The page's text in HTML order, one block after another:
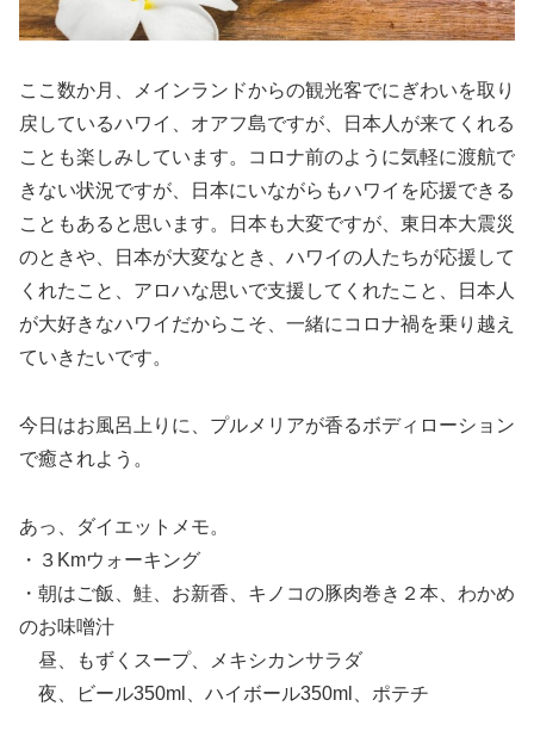
ここ数か月、メインランドからの観光客でにぎわいを取り
戻しているハワイ、オアフ島ですが、日本人が来てくれる
ことも楽しみしています。コロナ前のように気軽に渡航で
きない状況ですが、日本にいながらもハワイを応援できる
こともあると思います。日本も大変ですが、東日本大震災
のときや、日本が大変なとき、ハワイの人たちが応援して
くれたこと、アロハな思いで支援してくれたこと、日本人
が大好きなハワイだからこそ、一緒にコロナ禍を乗り越え
ていきたいです。
今日はお風呂上りに、プルメリアが香るボディローション
で癒されよう。
あっ、ダイエットメモ。
・３Kmウォーキング
・朝はご飯、鮭、お新香、キノコの豚肉巻き２本、わかめ
のお味噌汁
昼、もずくスープ、メキシカンサラダ
夜、ビール350ml、ハイボール350ml、ポテチ